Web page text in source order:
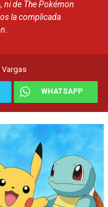
ni de The Pokémon
la complicada
WHATSAPP